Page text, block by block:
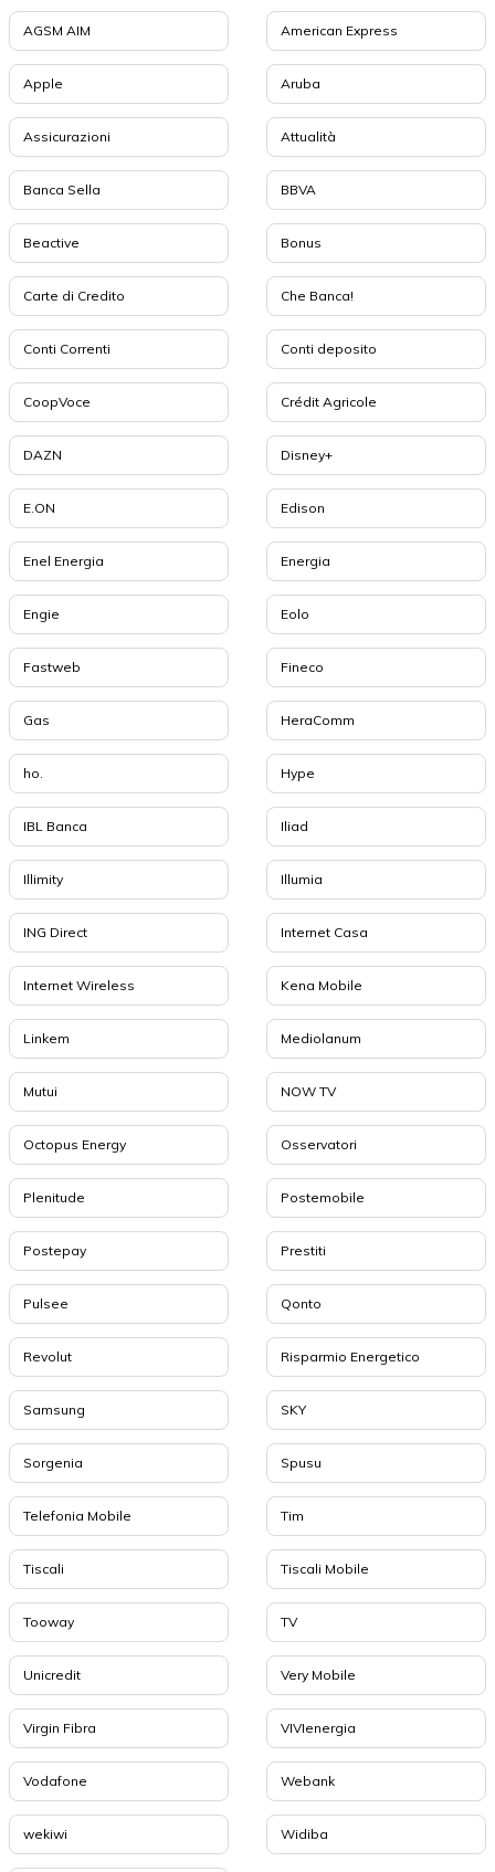
AGSM AIM American Express
Apple Aruba
Assicurazioni Attualità
Banca Sella BBVA
Beactive Bonus
Carte di Credito Che Banca!
Conti Correnti Conti deposito
CoopVoce Crédit Agricole
DAZN Disney+
E.ON Edison
Enel Energia Energia
Engie Eolo
Fastweb Fineco
Gas HeraComm
ho. Hype
IBL Banca Iliad
Illimity Illumia
ING Direct Internet Casa
Internet Wireless Kena Mobile
Linkem Mediolanum
Mutui NOW TV
Octopus Energy Osservatori
Plenitude Postemobile
Postepay Prestiti
Pulsee Qonto
Revolut Risparmio Energetico
Samsung SKY
Sorgenia Spusu
Telefonia Mobile Tim
Tiscali Tiscali Mobile
Tooway TV
Unicredit Very Mobile
Virgin Fibra VIVIenergia
Vodafone Webank
wekiwi Widiba